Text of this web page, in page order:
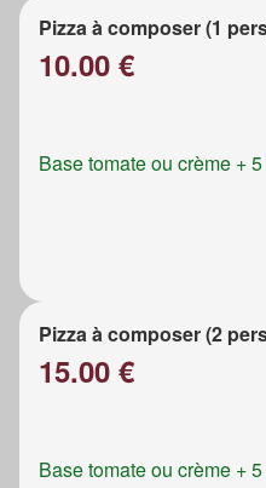
Pizza à composer (1
10.00 €
Base tomate ou crème +
Pizza à composer (2
15.00 €
Base tomate ou crème +